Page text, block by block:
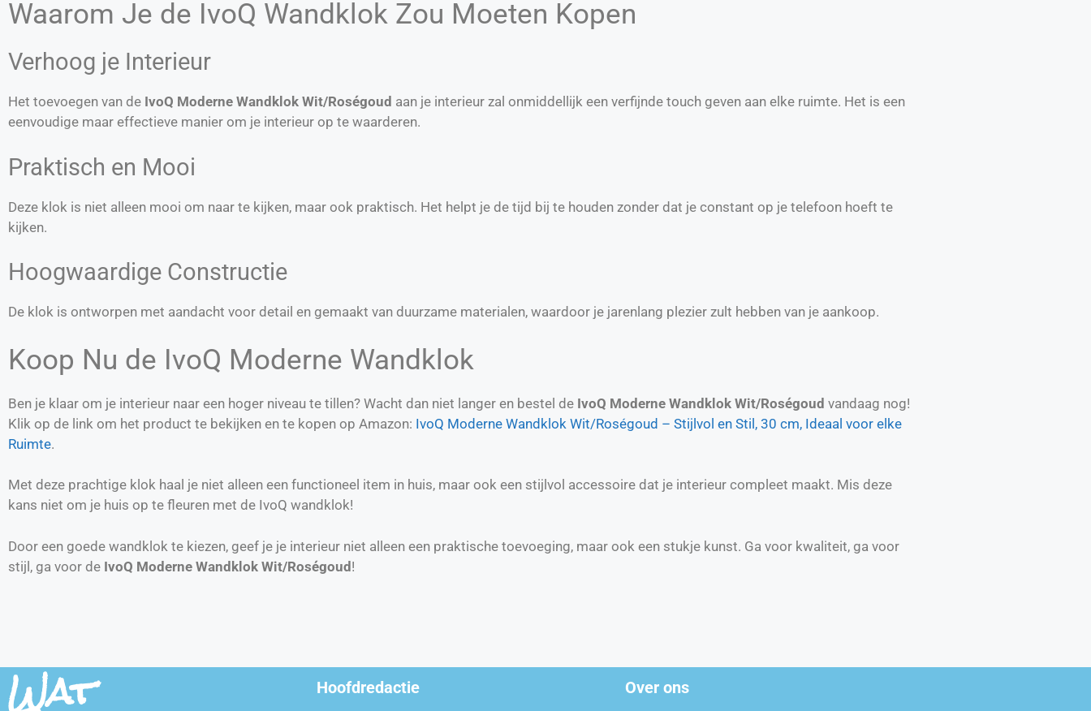
Waarom Je de IvoQ Wandklok Zou Moeten Kopen
Verhoog je Interieur
Het toevoegen van de IvoQ Moderne Wandklok Wit/Roségoud aan je interieur zal onmiddellijk een verfijnde touch geven aan elke ruimte. Het is een
eenvoudige maar effectieve manier om je interieur op te waarderen.
Praktisch en Mooi
Deze klok is niet alleen mooi om naar te kijken, maar ook praktisch. Het helpt je de tijd bij te houden zonder dat je constant op je telefoon hoeft te
kijken.
Hoogwaardige Constructie
De klok is ontworpen met aandacht voor detail en gemaakt van duurzame materialen, waardoor je jarenlang plezier zult hebben van je aankoop.
Koop Nu de IvoQ Moderne Wandklok
Ben je klaar om je interieur naar een hoger niveau te tillen? Wacht dan niet langer en bestel de IvoQ Moderne Wandklok Wit/Roségoud vandaag nog!
Klik op de link om het product te bekijken en te kopen op Amazon: IvoQ Moderne Wandklok Wit/Roségoud – Stijlvol en Stil, 30 cm, Ideaal voor elke
Ruimte.
Met deze prachtige klok haal je niet alleen een functioneel item in huis, maar ook een stijlvol accessoire dat je interieur compleet maakt. Mis deze
kans niet om je huis op te fleuren met de IvoQ wandklok!
Door een goede wandklok te kiezen, geef je je interieur niet alleen een praktische toevoeging, maar ook een stukje kunst. Ga voor kwaliteit, ga voor
stijl, ga voor de IvoQ Moderne Wandklok Wit/Roségoud!
Wat Hoofdredactie Over ons